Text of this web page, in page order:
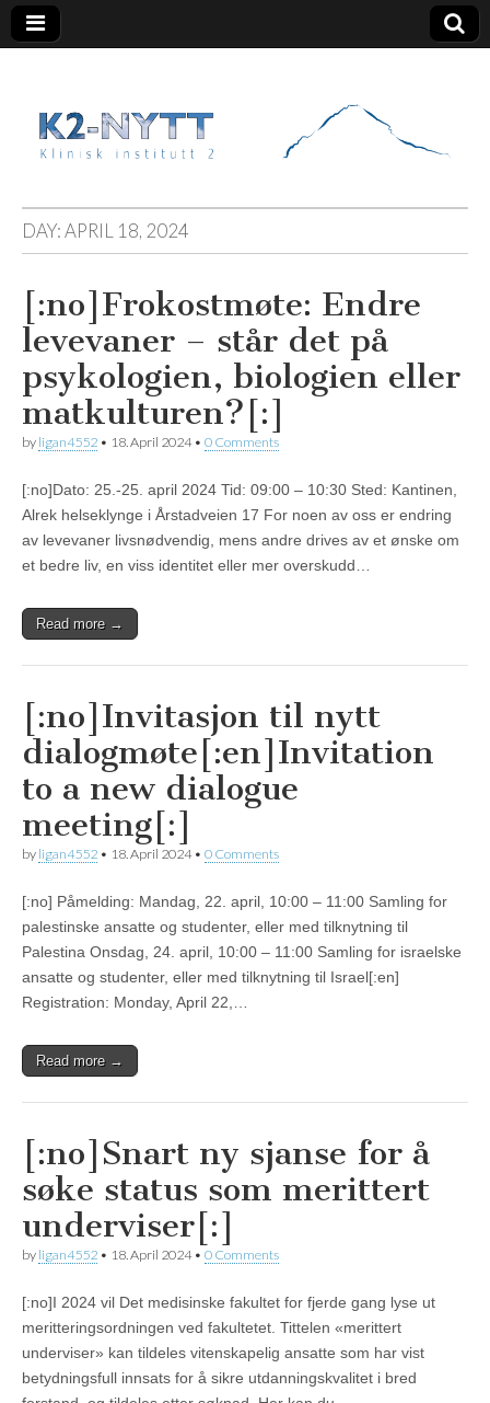
K2 Nytt
DAY:APRIL 18, 2024
[:no]Frokostmøte: Endre
levevaner – står det på
psykologien, biologien eller
matkulturen?[:]
by ligan4552 • 18. April 2024• 0 Comments
[:no]Dato: 25.-25. april 2024 Tid: 09:00 – 10:30 Sted: Kantinen,
Alrek helseklynge i Årstadveien 17 For noen av oss er endring
av levevaner livsnødvendig, mens andre drives av et ønske om
et bedre liv, en viss identitet eller mer overskudd…
Read more →
[:no]Invitasjon til nytt
dialogmøte[:en]Invitation
to a new dialogue
meeting[:]
by ligan4552 • 18. April 2024• 0 Comments
[:no] Påmelding: Mandag, 22. april, 10:00 – 11:00 Samling for
palestinske ansatte og studenter, eller med tilknytning til
Palestina Onsdag, 24. april, 10:00 – 11:00 Samling for israelske
ansatte og studenter, eller med tilknytning til Israel[:en]
Registration: Monday, April 22,…
Read more →
[:no]Snart ny sjanse for å
søke status som merittert
underviser[:]
by ligan4552 • 18. April 2024• 0 Comments
[:no]I 2024 vil Det medisinske fakultet for fjerde gang lyse ut
meritteringsordningen ved fakultetet. Tittelen «merittert
underviser» kan tildeles vitenskapelig ansatte som har vist
betydningsfull innsats for å sikre utdanningskvalitet i bred